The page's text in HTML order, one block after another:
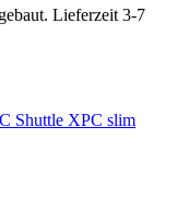
Lieferzeit 3-7
Shuttle XPC slim